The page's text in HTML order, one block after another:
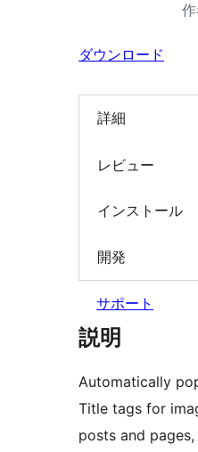
ダウンロード
詳細
レビュー
インストール
開発
サポート
説明
Automatically
Title tags for
posts and